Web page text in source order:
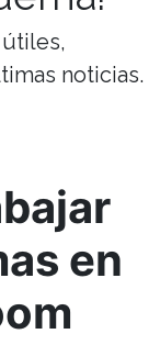
noticias.
en